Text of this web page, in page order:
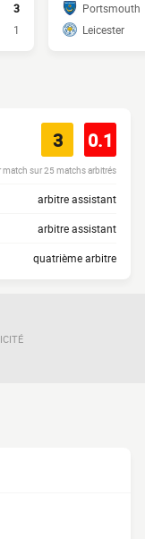
3
1
Portsmouth
Leicester
3 0.1
sur 25 matchs arbitrés
arbitre assistant
arbitre assistant
quatrième arbitre